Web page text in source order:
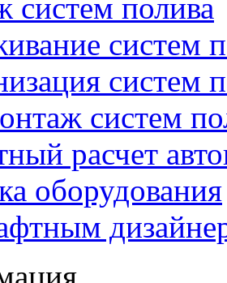
систем полива
систем
систем
систем
расчет
оборудования